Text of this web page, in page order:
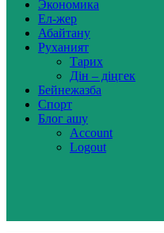
Экономика
Ел-жер
Абайтану
Руханият
Тарих
Дін – діңгек
Бейнежазба
Спорт
Блог ашу
Account
Logout